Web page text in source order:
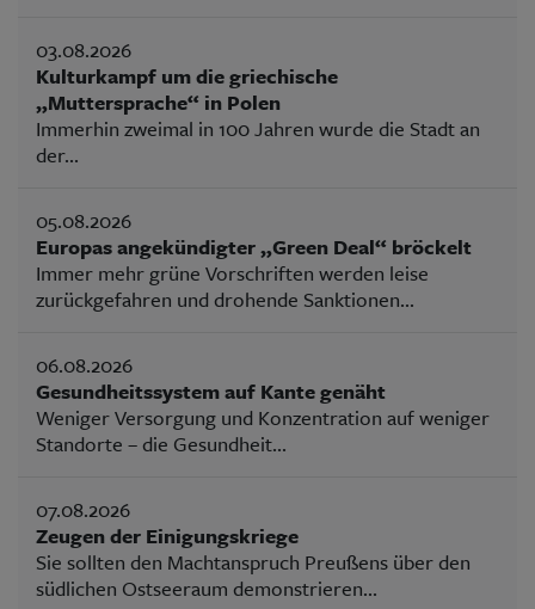
03.08.2026
Kulturkampf um die griechische
„Muttersprache“ in Polen
Immerhin zweimal in 100 Jahren wurde die Stadt an
der...
05.08.2026
Europas angekündigter „Green Deal“ bröckelt
Immer mehr grüne Vorschriften werden leise
zurückgefahren und drohende Sanktionen...
06.08.2026
Gesundheitssystem auf Kante genäht
Weniger Versorgung und Konzentration auf weniger
Standorte – die Gesundheit...
07.08.2026
Zeugen der Einigungskriege
Sie sollten den Machtanspruch Preußens über den
südlichen Ostseeraum demonstrieren...